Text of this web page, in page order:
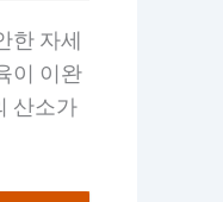
한 자세
이 이완
산소가